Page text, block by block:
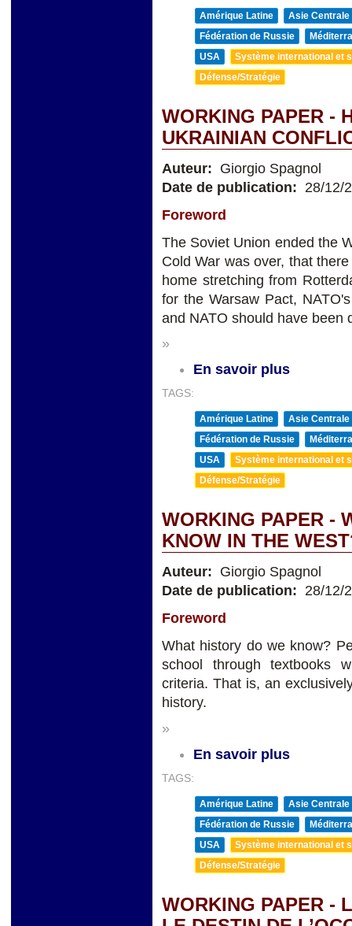
Amérique Latine
Asie Centrale
Fédération de Russie
USA
Système international et
Défense/Stratégie
WORKING PAPER -
UKRAINIAN
Auteur: Giorgio Spagnol
Date de publication: 28/12/
Foreword
The Soviet Union ended the
Cold War was over, that
home stretching from
for the Warsaw Pact,
and NATO should have been
»
En savoir plus
TAGS:
Amérique Latine
Asie Centrale
Fédération de Russie
USA
Système international et
Défense/Stratégie
WORKING PAPER -
KNOW IN THE
Auteur: Giorgio Spagnol
Date de publication: 28/12/
Foreword
What history do we know?
school through textbooks
criteria. That is, an
history.
»
En savoir plus
TAGS:
Amérique Latine
Asie Centrale
Fédération de Russie
USA
Système international et
Défense/Stratégie
WORKING PAPER -